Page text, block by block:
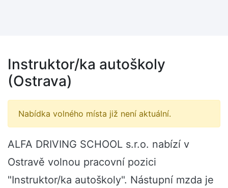
Instruktor/ka autoškoly
(Ostrava)
Nabídka volného místa již není aktuální.
ALFA DRIVING SCHOOL s.r.o. nabízí v
Ostravě volnou pracovní pozici
"Instruktor/ka autoškoly". Nástupní mzda je